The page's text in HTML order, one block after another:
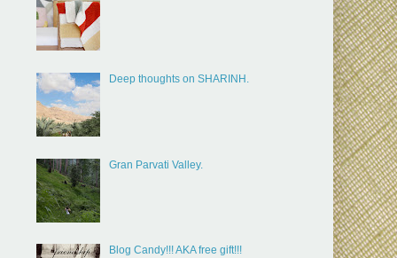
Deep thoughts on SHARINH.
Gran Parvati Valley.
Blog Candy!!! AKA free gift!!!